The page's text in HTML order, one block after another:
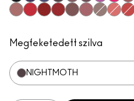
Caviar
Grape Expectations
Cyber World
Nightmoth
PlumVinoMagenta
Megfeketedett szilva
NIGHTMOTH